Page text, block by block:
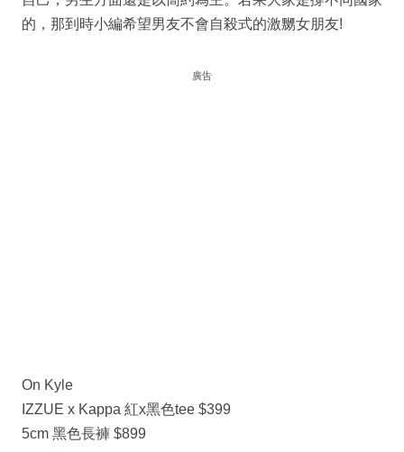
的，那到時小編希望男友不會自殺式的激嬲女朋友!
廣告
On Kyle
IZZUE x Kappa 紅x黑色tee $399
5cm 黑色長褲 $899